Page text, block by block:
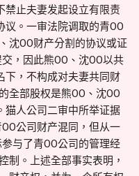
禁止夫妻发起设立有限责
。一审法院调取的青OO
沈OO财产分割的协议或证
，因此熊OO、沈OO以共
下，不构成对夫妻共同财
全部股权是熊OO、沈OO
猫人公司二审中所举证据
公司财产混同，但从一
与了青OO公司的管理经
制。上述全部事实表明，